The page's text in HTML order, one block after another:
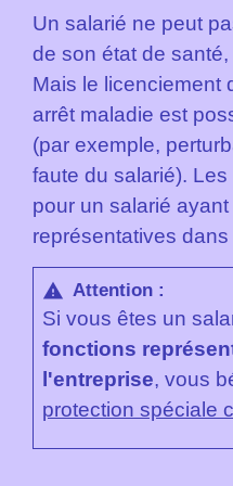
Un salarié ne peut
de son état de
Mais le licenciement
arrêt maladie est
(par exemple,
faute du salarié).
pour un salarié
représentatives
warning Attention :
Si vous êtes un
fonctions
l'entreprise, vous
protection spéciale